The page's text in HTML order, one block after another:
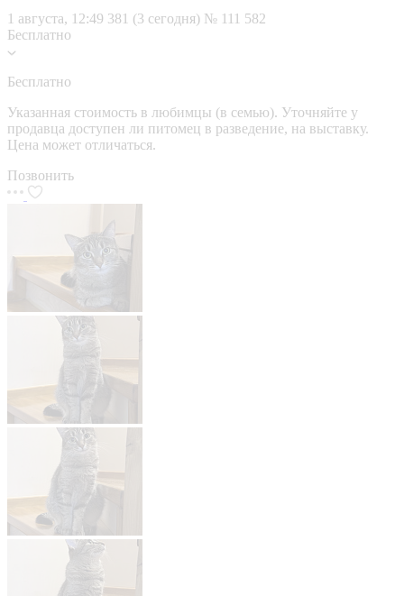
1 августа, 12:49 381 (3 сегодня) № 111 582
Бесплатно
Бесплатно
Указанная стоимость в любимцы (в семью). Уточняйте у
продавца доступен ли питомец в разведение, на выставку.
Цена может отличаться.
Позвонить